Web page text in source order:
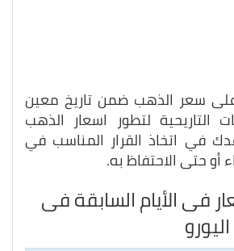
على سعر الذهب ضمن تاريخ معين
التاريحية لتطور اسعار الذهب
في اتخاذ القرار المناسب في
أو حتى الاحتفاظ به.
فى الأيام السابقة فى